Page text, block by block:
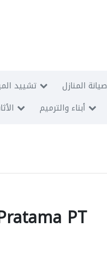
تشييد صيانة المنازل
أبناء والترميم
PT